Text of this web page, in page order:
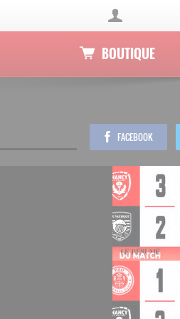
BOUTIQUE
FACEBOOK